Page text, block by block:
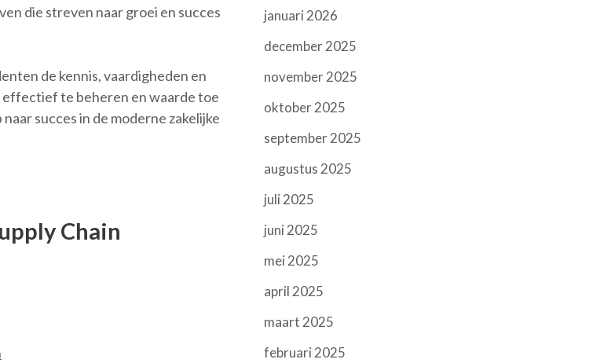
die streven naar groei en succes
de kennis, vaardigheden en
effectief te beheren en waarde toe
succes in de moderne zakelijke
Chain
januari 2026
december 2025
november 2025
oktober 2025
september 2025
augustus 2025
juli 2025
juni 2025
mei 2025
april 2025
maart 2025
februari 2025